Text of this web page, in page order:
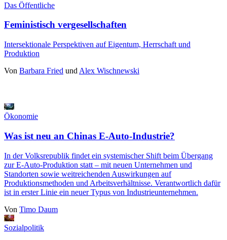
Das Öffentliche
Feministisch vergesellschaften
Intersektionale Perspektiven auf Eigentum, Herrschaft und
Produktion
Von Barbara Fried und Alex Wischnewski
Ökonomie
Was ist neu an Chinas E-Auto-Industrie?
In der Volksrepublik findet ein systemischer Shift beim Übergang
zur E-Auto-Produktion statt ‒ mit neuen Unternehmen und
Standorten sowie weitreichenden Auswirkungen auf
Produktionsmethoden und Arbeitsverhältnisse. Verantwortlich dafür
ist in erster Linie ein neuer Typus von Industrieunternehmen.
Von Timo Daum
Sozialpolitik